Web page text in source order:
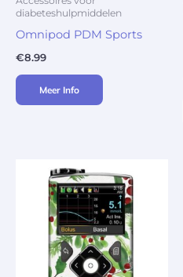
diabeteshulpmiddelen
Omnipod PDM Sports
€8.99
Meer Info